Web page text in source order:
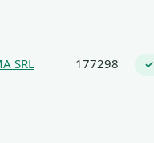
SRL 177298 ✓